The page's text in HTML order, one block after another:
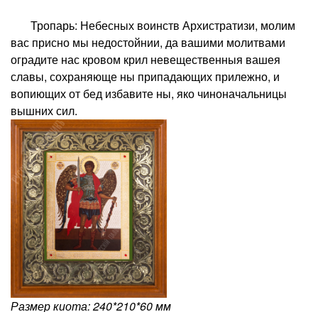
Тропарь: Небесных воинств Архистратизи, молим
вас присно мы недостойнии, да вашими молитвами
оградите нас кровом крил невещественныя вашея
славы, сохраняюще ны припадающих прилежно, и
вопиющих от бед избавите ны, яко чиноначальницы
вышних сил.
Размер киота: 240*210*60 мм